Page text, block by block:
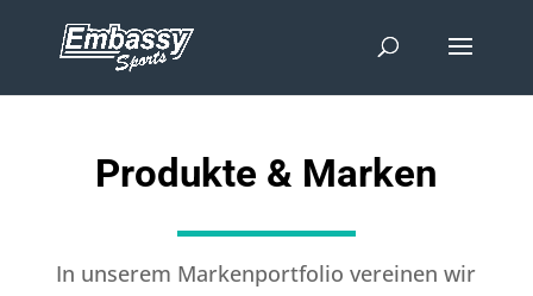
Produkte & Marken
In unserem Markenportfolio vereinen wir